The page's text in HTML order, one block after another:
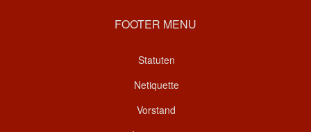
FOOTER MENU
Statuten
Netiquette
Vorstand